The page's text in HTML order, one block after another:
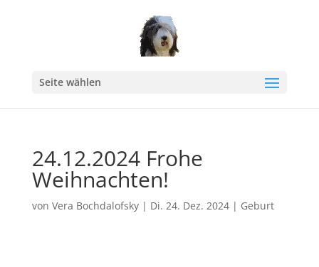
Seite wählen
24.12.2024 Frohe
Weihnachten!
von Vera Bochdalofsky| Di. 24. Dez. 2024| Geburt